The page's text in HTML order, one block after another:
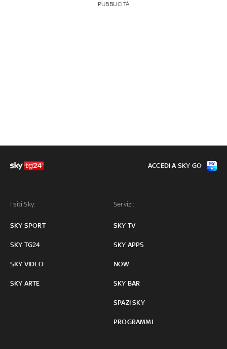
PUBBLICITÀ
I siti Sky:
SKY SPORT
SKY TG24
SKY VIDEO
SKY ARTE
Servizi:
SKY TV
SKY APPS
NOW
SKY BAR
SPAZI SKY
PROGRAMMI
ACCEDI A SKY GO